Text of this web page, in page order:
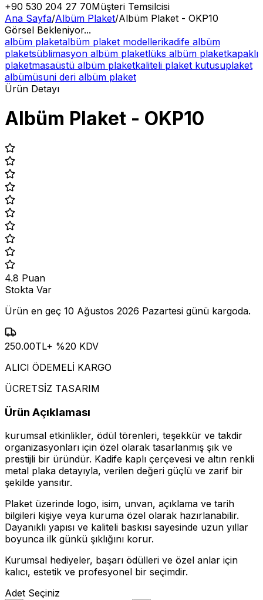
+90 530 204 27 70Müşteri Temsilcisi
Ana Sayfa/Albüm Plaket/Albüm Plaket - OKP10
Görsel Bekleniyor...
albüm plaketalbüm plaket modellerikadife albüm
plaketsüblimasyon albüm plaketlüks albüm plaketkapaklı
plaketmasaüstü albüm plaketkaliteli plaket kutusuplaket
albümüsuni deri albüm plaket
Ürün Detayı
Albüm Plaket - OKP10
4.8 Puan
Stokta Var
Ürün en geç 10 Ağustos 2026 Pazartesi günü kargoda.
250.00TL+ %20 KDV
ALICI ÖDEMELİ KARGO
ÜCRETSİZ TASARIM
Ürün Açıklaması
kurumsal etkinlikler, ödül törenleri, teşekkür ve takdir
organizasyonları için özel olarak tasarlanmış şık ve
prestijli bir üründür. Kadife kaplı çerçevesi ve altın renkli
metal plaka detayıyla, verilen değeri güçlü ve zarif bir
şekilde yansıtır.
Plaket üzerinde logo, isim, unvan, açıklama ve tarih
bilgileri kişiye veya kuruma özel olarak hazırlanabilir.
Dayanıklı yapısı ve kaliteli baskısı sayesinde uzun yıllar
boyunca ilk günkü şıklığını korur.
Kurumsal hediyeler, başarı ödülleri ve özel anlar için
kalıcı, estetik ve profesyonel bir seçimdir.
Adet Seçiniz